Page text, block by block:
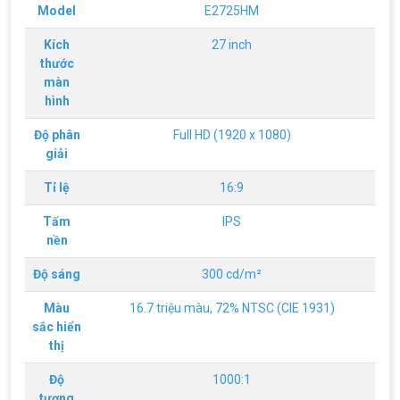
Model E2725HM
Kích
thước
màn
hình
27 inch
Độ phân
giải
Full HD (1920 x 1080)
Tỉ lệ 16:9
Tấm
nền
IPS
Độ sáng 300 cd/m²
Màu
sắc hiển
thị
16.7 triệu màu, 72% NTSC (CIE 1931)
Độ
1000:1